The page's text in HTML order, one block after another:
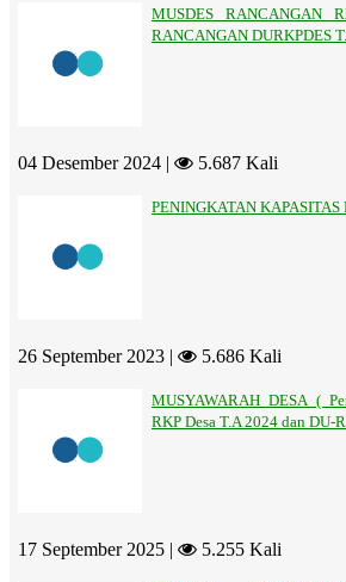
MUSDES RANCANGAN
RANCANGAN DURKPDES
04 Desember 2024 | 5.687 Kali
PENINGKATAN KAPASITAS
26 September 2023 | 5.686 Kali
MUSYAWARAH DESA (
RKP Desa T.A 2024 dan DU-
17 September 2025 | 5.255 Kali